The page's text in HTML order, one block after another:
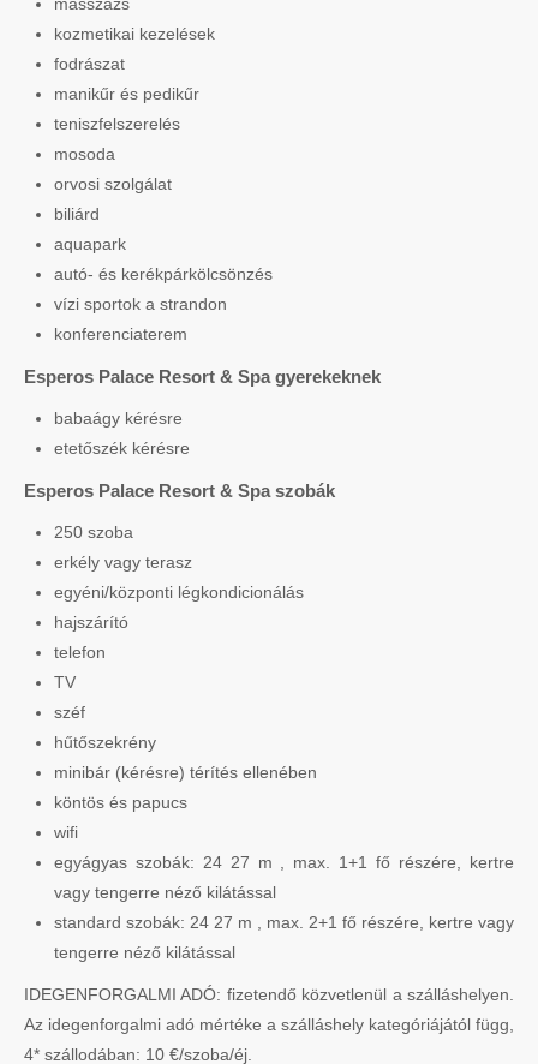
kozmetikai kezelések
fodrászat
manikűr és pedikűr
teniszfelszerelés
mosoda
orvosi szolgálat
biliárd
aquapark
autó- és kerékpárkölcsönzés
vízi sportok a strandon
konferenciaterem
Esperos Palace Resort & Spa gyerekeknek
babaágy kérésre
etetőszék kérésre
Esperos Palace Resort & Spa szobák
250 szoba
erkély vagy terasz
egyéni/központi légkondicionálás
hajszárító
telefon
TV
széf
hűtőszekrény
minibár (kérésre) térítés ellenében
köntös és papucs
wifi
egyágyas szobák: 24 27 m , max. 1+1 fő részére, kertre
vagy tengerre néző kilátással
standard szobák: 24 27 m , max. 2+1 fő részére, kertre vagy
tengerre néző kilátással
IDEGENFORGALMI ADÓ: fizetendő közvetlenül a szálláshelyen.
Az idegenforgalmi adó mértéke a szálláshely kategóriájától függ,
4* szállodában: 10 €/szoba/éj.